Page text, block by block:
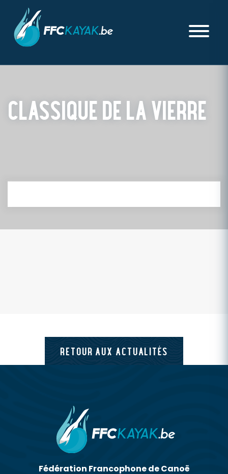
CLASSIQUE DE LA VIERRE
RETOUR AUX ACTUALITÉS
Fédération Francophone de Canoë